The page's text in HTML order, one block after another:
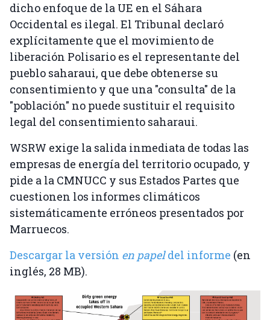
dicho enfoque de la UE en el Sáhara
Occidental es ilegal. El Tribunal declaró
explícitamente que el movimiento de
liberación Polisario es el representante del
pueblo saharaui, que debe obtenerse su
consentimiento y que una "consulta" de la
"población" no puede sustituir el requisito
legal del consentimiento saharaui.
WSRW exige la salida inmediata de todas las
empresas de energía del territorio ocupado, y
pide a la CMNUCC y sus Estados Partes que
cuestionen los informes climáticos
sistemáticamente erróneos presentados por
Marruecos.
Descargar la versión en papeldel informe (en
inglés, 28 MB).